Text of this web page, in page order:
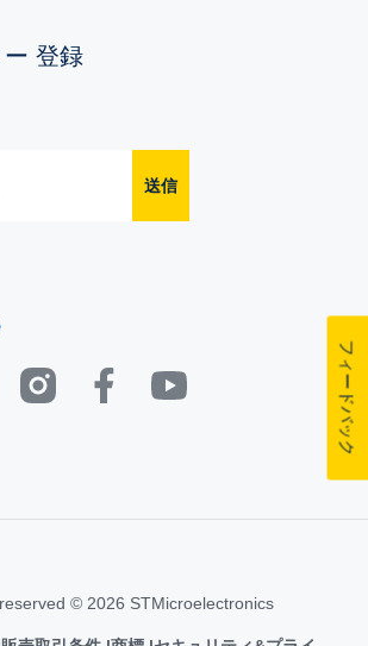
登録
送信
© 2026 STMicroelectronics
フィードバック